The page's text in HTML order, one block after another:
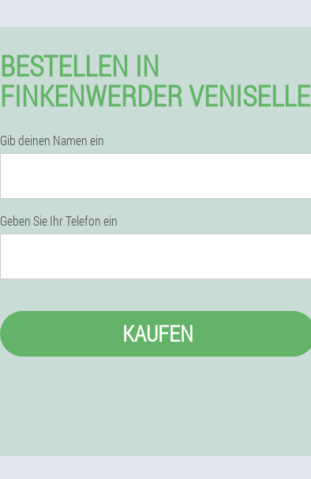
BESTELLEN IN
FINKENWERDER VENISELLE
Gib deinen Namen ein
Geben Sie Ihr Telefon ein
KAUFEN